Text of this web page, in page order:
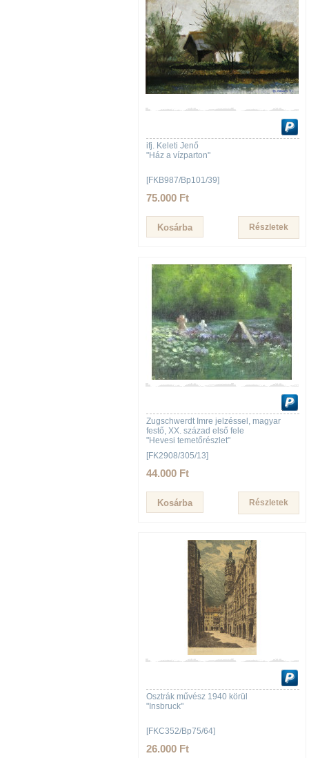
ifj. Keleti Jenő
"Ház a vízparton"
[FKB987/Bp101/39]
75.000 Ft
Részletek
Zugschwerdt Imre jelzéssel, magyar
festő, XX. század első fele
"Hevesi temetőrészlet"
[FK2908/305/13]
44.000 Ft
Részletek
Osztrák művész 1940 körül
"Insbruck"
[FKC352/Bp75/64]
26.000 Ft